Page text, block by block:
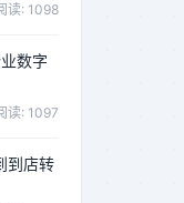
读: 1098
数字
读: 1097
到店转